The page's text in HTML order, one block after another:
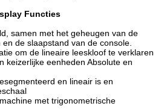
Functies
samen met het geheugen van de
de slaapstand van de console.
om de lineaire leeskloof te verklaren
keizerlijke eenheden Absolute en
en lineair is en
met trigonometrische